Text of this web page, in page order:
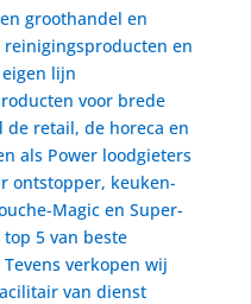
groothandel en
en
lijn
voor brede
retail, de horeca en
als Power loodgieters
ontstopper, keuken-
Magic en Super-
5 van beste
verkopen wij
van dienst